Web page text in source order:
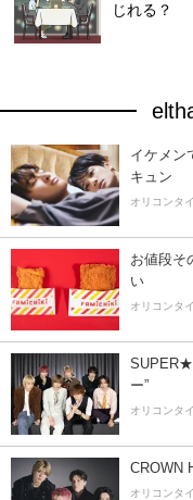
じれる？
イケメン
キュン
オリコンタ
お値段そ
い
オリコンタ
ー”
オリコンタ
CROWN
オリコンタ